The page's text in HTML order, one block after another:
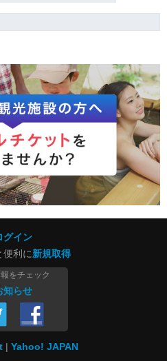
グイン
便利に新規取得
をチェック
知らせ
Yahoo! JAPAN